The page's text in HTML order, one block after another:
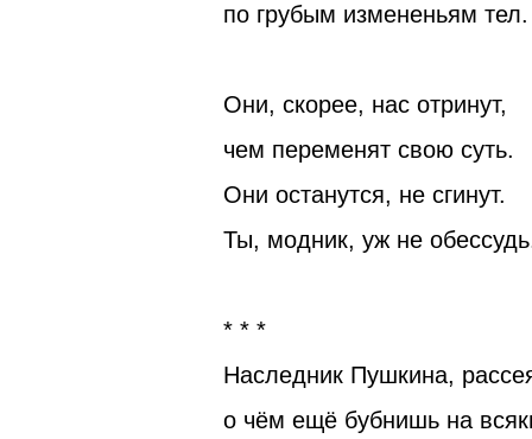
по грубым измененьям тел.
Они, скорее, нас отринут,
чем переменят свою суть.
Они останутся, не сгинут.
Ты, модник, уж не
* * *
Наследник Пушкина,
о чём ещё бубнишь на